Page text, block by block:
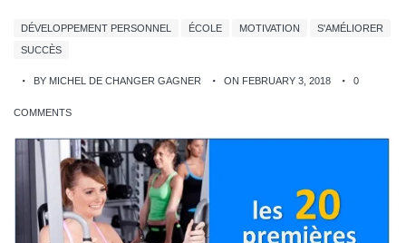
DÉVELOPPEMENT PERSONNEL ÉCOLE MOTIVATION
S'AMÉLIORER
SUCCÈS
BY MICHEL DE CHANGER GAGNER ON FEBRUARY 3, 2018 0
COMMENTS